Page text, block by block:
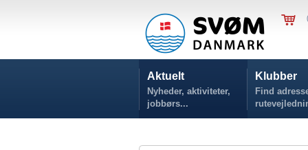
Aktuelt
Nyheder, aktiviteter,
jobbørs...
Klubber
Find